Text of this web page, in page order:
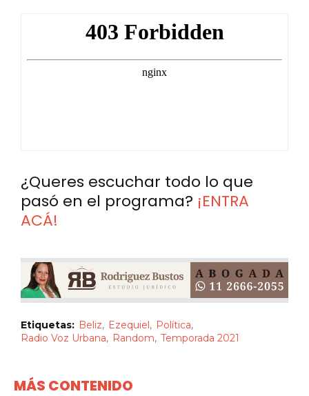
¿Queres escuchar todo lo que
pasó en el programa? ¡ENTRA
ACÁ!
Etiquetas: Beliz Ezequiel
Política
Radio Voz Urbana
Random Temporada 2021
MÁS CONTENIDO